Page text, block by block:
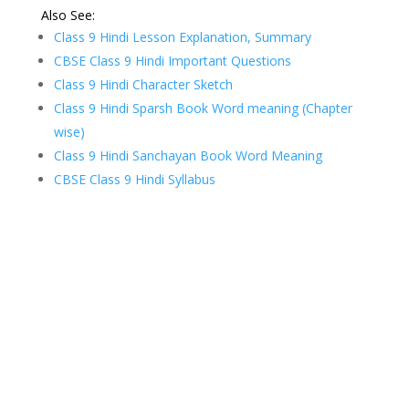
Also See:
Class 9 Hindi Lesson Explanation, Summary
CBSE Class 9 Hindi Important Questions
Class 9 Hindi Character Sketch
Class 9 Hindi Sparsh Book Word meaning (Chapter
wise)
Class 9 Hindi Sanchayan Book Word Meaning
CBSE Class 9 Hindi Syllabus